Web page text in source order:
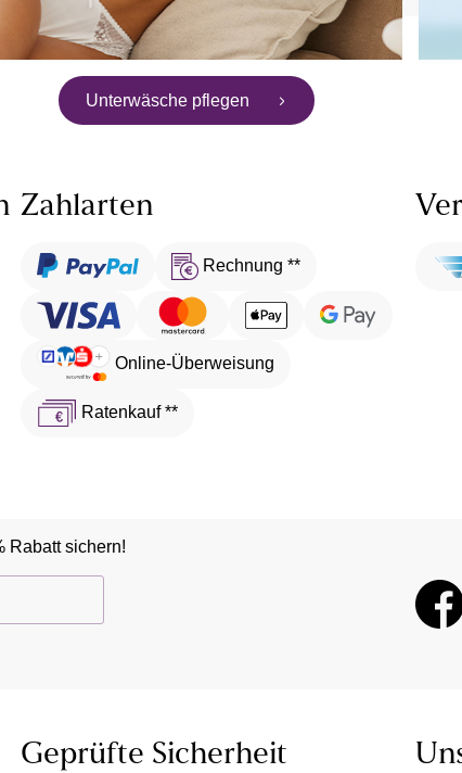
Unterwäsche pflegen
Zahlarten
Rechnung **
Online-Überweisung
Ratenkauf **
Rabatt sichern!
Geprüfte Sicherheit